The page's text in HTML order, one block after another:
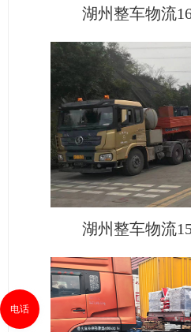
湖州整车物流
湖州整车物流
电话